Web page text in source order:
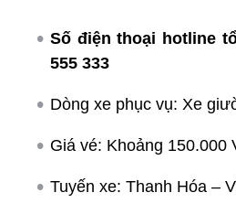
Số điện thoại hotline
555 333
Dòng xe phục vụ: Xe
Giá vé: Khoảng
Tuyến xe: Thanh Hóa –